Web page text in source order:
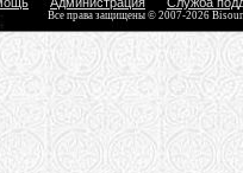
Все права защищены © 2007-2026